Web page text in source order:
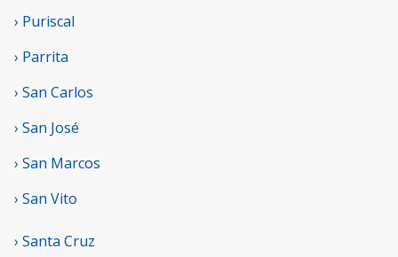
› Puriscal
› Parrita
› San Carlos
› San José
› San Marcos
› San Vito
› Santa Cruz